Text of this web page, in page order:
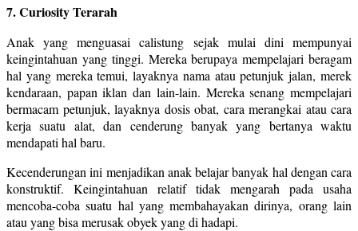
7. Curiosity Terarah
Anak yang menguasai calistung sejak mulai dini mempunyai
keingintahuan yang tinggi. Mereka berupaya mempelajari beragam
hal yang mereka temui, layaknya nama atau petunjuk jalan, merek
kendaraan, papan iklan dan lain-lain. Mereka senang mempelajari
bermacam petunjuk, layaknya dosis obat, cara merangkai atau cara
kerja suatu alat, dan cenderung banyak yang bertanya waktu
mendapati hal baru.
Kecenderungan ini menjadikan anak belajar banyak hal dengan cara
konstruktif. Keingintahuan relatif tidak mengarah pada usaha
mencoba-coba suatu hal yang membahayakan dirinya, orang lain
atau yang bisa merusak obyek yang di hadapi.